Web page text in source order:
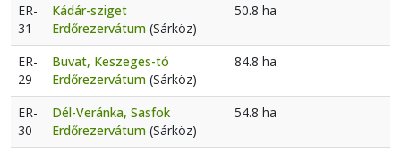
ER-
31
Kádár-sziget
Erdőrezervátum (Sárköz)
50.8 ha
ER-
29
Buvat, Keszeges-tó
Erdőrezervátum (Sárköz)
84.8 ha
ER-
30
Dél-Veránka, Sasfok
Erdőrezervátum (Sárköz)
54.8 ha